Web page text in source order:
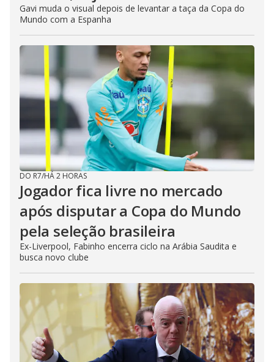
Gavi muda o visual depois de levantar a taça da Copa do
Mundo com a Espanha
DO R7/HÁ 2 HORAS
Jogador fica livre no mercado
após disputar a Copa do Mundo
pela seleção brasileira
Ex-Liverpool, Fabinho encerra ciclo na Arábia Saudita e
busca novo clube